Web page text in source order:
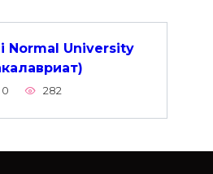
Normal University
0 282